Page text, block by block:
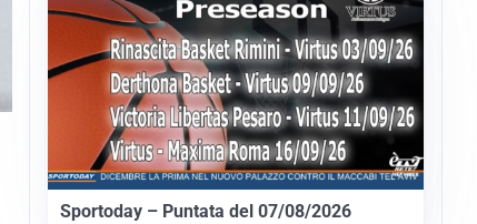
Sportoday – Puntata del 07/08/2026